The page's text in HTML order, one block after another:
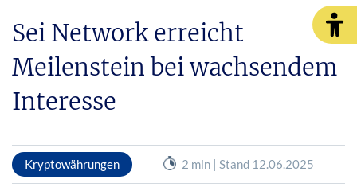
Sei Network erreicht
Meilenstein bei wachsendem
Interesse
Kryptowährungen 2 min | Stand 12.06.2025